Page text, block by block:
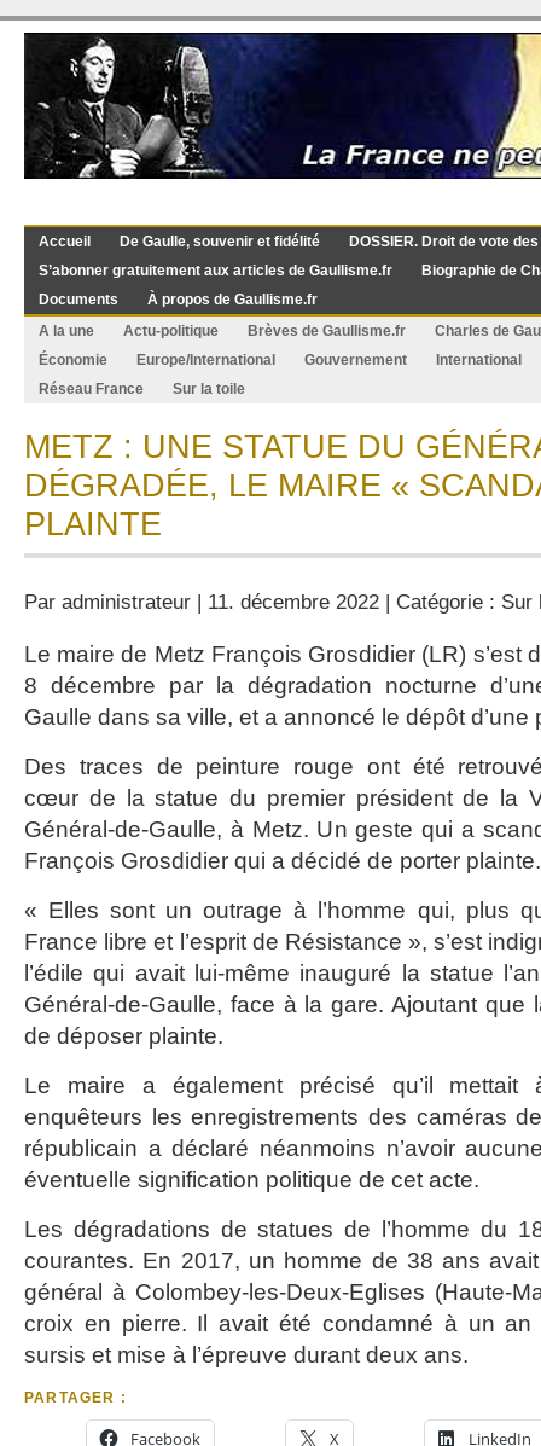
Accueil De Gaulle, souvenir et fidélité
DOSSIER. Droit de vote
S’abonner gratuitement aux articles de Gaullisme.fr
Biographie de
Documents
À propos de Gaullisme.fr
A la une
Actu-politique Brèves de Gaullisme.fr
Charles de
Économie
Europe/International Gouvernement
International
Réseau France
Sur la toile
METZ : UNE STATUE DU
DÉGRADÉE, LE MAIRE «
PLAINTE
Par administrateur | 11. décembre 2022 | Catégorie : Sur
Le maire de Metz François Grosdidier (LR) s’est
8 décembre par la dégradation nocturne
Gaulle dans sa ville, et a annoncé le dépôt d’une
Des traces de peinture rouge ont été
cœur de la statue du premier président de la
Général-de-Gaulle, à Metz. Un geste qui a
François Grosdidier qui a décidé de porter plainte.
« Elles sont un outrage à l’homme qui, plus
France libre et l’esprit de Résistance », s’est
l’édile qui avait lui-même inauguré la statue
Général-de-Gaulle, face à la gare. Ajoutant que
de déposer plainte.
Le maire a également précisé qu’il
enquêteurs les enregistrements des caméras
républicain a déclaré néanmoins n’avoir
éventuelle signification politique de cet acte.
Les dégradations de statues de l’homme du
courantes. En 2017, un homme de 38 ans
général à Colombey-les-Deux-Eglises (Haute-
croix en pierre. Il avait été condamné à un an
sursis et mise à l’épreuve durant deux ans.
PARTAGER :
Facebook X
LinkedIn